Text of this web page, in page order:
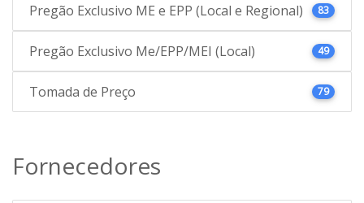
Pregão Exclusivo ME e EPP (Local e Regional) 83
Pregão Exclusivo Me/EPP/MEI (Local) 49
Tomada de Preço 79
Fornecedores